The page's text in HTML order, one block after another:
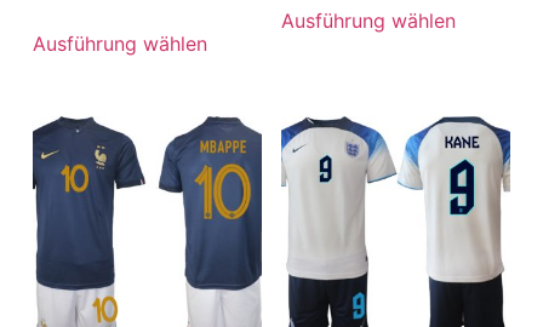
Ausführung wählen
Ausführung wählen